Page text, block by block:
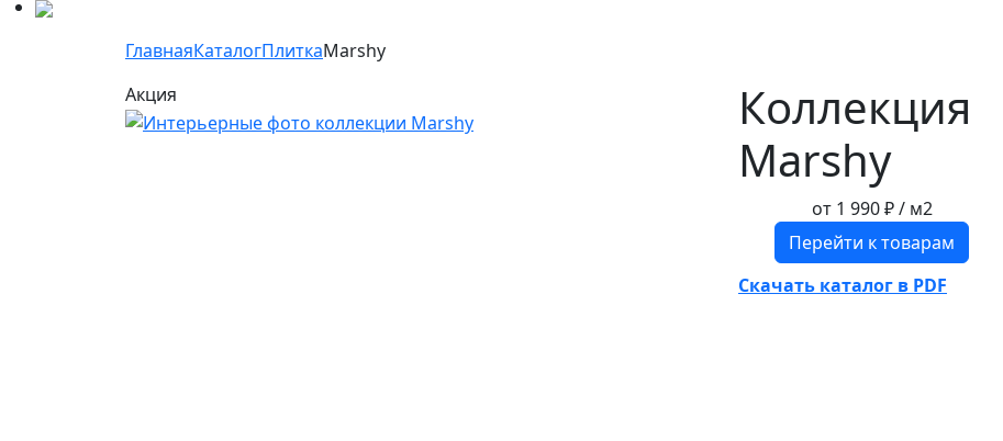
ГлавнаяКаталогПлиткаMarshy
Акция
Коллекция
Marshy
от 1 990 ₽/ м2
Перейти к товарам
Скачать каталог в PDF